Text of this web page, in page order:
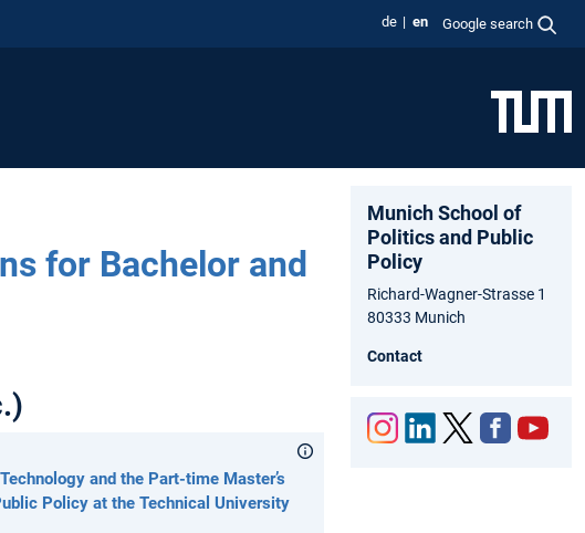
de en Google search
for Bachelor and
and the Part-time Master’s
Policy at the Technical University
Munich School of
Politics and Public
Policy
Richard-Wagner-Strasse 1
80333 Munich
Contact